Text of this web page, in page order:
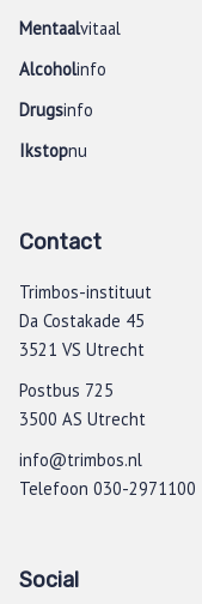
Mentaalvitaal
Alcoholinfo
Drugsinfo
Ikstopnu
Contact
Trimbos-instituut
Da Costakade 45
3521 VS Utrecht
Postbus 725
3500 AS Utrecht
info@trimbos.nl
Telefoon 030-2971100
Social